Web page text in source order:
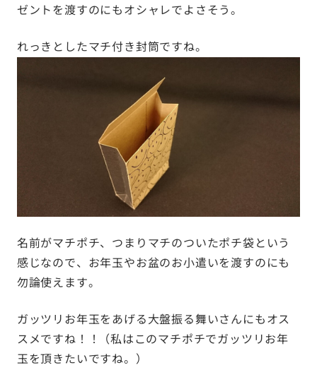
ゼントを渡すのにもオシャレでよさそう。
れっきとしたマチ付き封筒ですね。
名前がマチポチ、つまりマチのついたポチ袋という
感じなので、お年玉やお盆のお小遣いを渡すのにも
勿論使えます。
ガッツリお年玉をあげる大盤振る舞いさんにもオス
スメですね！！ （私はこのマチポチでガッツリお年
玉を頂きたいですね。）